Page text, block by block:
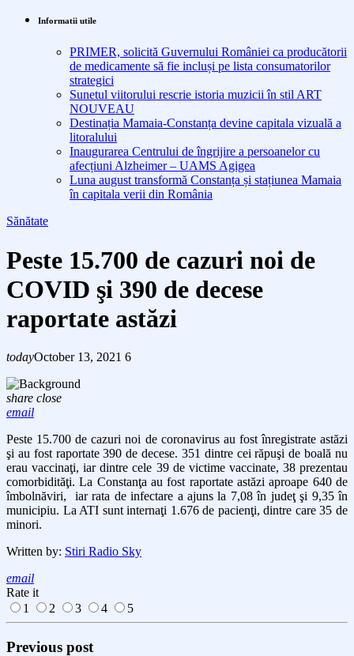
Informatii utile
PRIMER, solicită Guvernului României ca producătorii
de medicamente să fie incluși pe lista consumatorilor
strategici
Sunetul viitorului rescrie istoria muzicii în stil ART
NOUVEAU
Destinația Mamaia-Constanța devine capitala vizuală a
litoralului
Inaugurarea Centrului de îngrijire a persoanelor cu
afecțiuni Alzheimer – UAMS Agigea
Luna august transformă Constanța și stațiunea Mamaia
în capitala verii din România
Sănătate
Peste 15.700 de cazuri noi de
COVID şi 390 de decese
raportate astăzi
todayOctober 13, 2021 6
share close
email
Peste 15.700 de cazuri noi de coronavirus au fost înregistrate astăzi
şi au fost raportate 390 de decese. 351 dintre cei răpuşi de boală nu
erau vaccinaţi, iar dintre cele 39 de victime vaccinate, 38 prezentau
comorbidităţi. La Constanţa au fost raportate astăzi aproape 640 de
îmbolnăviri, iar rata de infectare a ajuns la 7,08 în judeţ şi 9,35 în
municipiu. La ATI sunt internaţi 1.676 de pacienţi, dintre care 35 de
minori.
Written by: Stiri Radio Sky
email
Rate it
1
2 3 4 5
Previous post